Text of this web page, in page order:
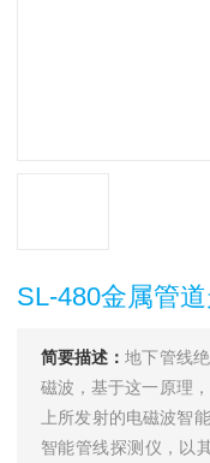
SL-480金属管
简要描述：地下管线
磁波，基于这一原理
上所发射的电磁波
智能管线探测仪，以